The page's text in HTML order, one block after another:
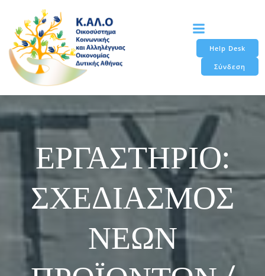
Help Desk
Σύνδεση
ΕΡΓΑΣΤΗΡΙΟ:
ΣΧΕΔΙΑΣΜΟΣ
ΝΕΩΝ